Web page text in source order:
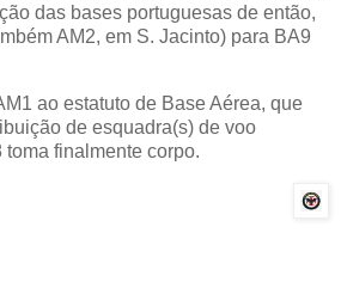
das bases portuguesas de então,
AM2, em S. Jacinto) para BA9
ao estatuto de Base Aérea, que
de esquadra(s) de voo
finalmente corpo.